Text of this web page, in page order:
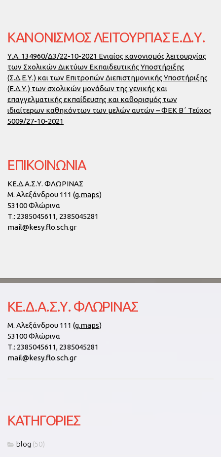
ΚΑΝΟΝΙΣΜΌΣ ΛΕΙΤΟΥΡΓΊΑΣ Ε.Δ.Υ.
Υ.Α. 134960/Δ3/22-10-2021 Ενιαίος κανονισμός λειτουργίας
των Σχολικών Δικτύων Εκπαιδευτικής Υποστήριξης
(Σ.Δ.Ε.Υ.) και των Επιτροπών Διεπιστημονικής Υποστήριξης
(Ε.Δ.Υ.) των σχολικών μονάδων της γενικής και
επαγγελματικής εκπαίδευσης και καθορισμός των
ιδιαίτερων καθηκόντων των μελών αυτών – ΦΕΚ Β΄ Τεύχος
5009/27-10-2021
ΕΠΙΚΟΙΝΩΝΙΑ
ΚΕ.Δ.Α.Σ.Υ. ΦΛΩΡΙΝΑΣ
Μ. Αλεξάνδρου 111 (g.maps)
53100 Φλώρινα
Τ.: 2385045611, 2385045281
mail@kesy.flo.sch.gr
ΚΕ.Δ.Α.Σ.Υ. ΦΛΏΡΙΝΑΣ
Μ. Αλεξάνδρου 111 (g.maps)
53100 Φλώρινα
Τ.: 2385045611, 2385045281
mail@kesy.flo.sch.gr
KΑΤΗΓΟΡΊΕΣ
blog (50)